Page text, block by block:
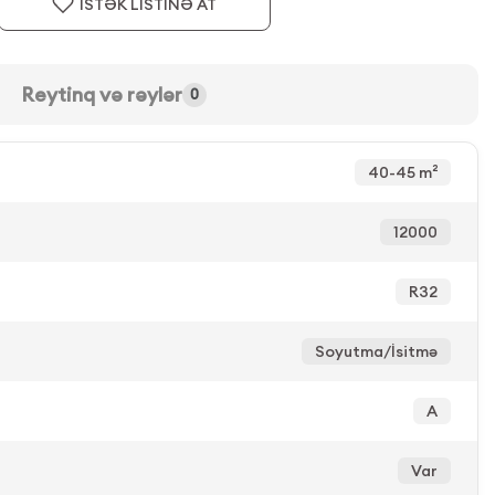
İSTƏK LİSTİNƏ AT
Reytinq və rəylər 0
40-45 m²
12000
R32
Soyutma/İsitmə
A
Var